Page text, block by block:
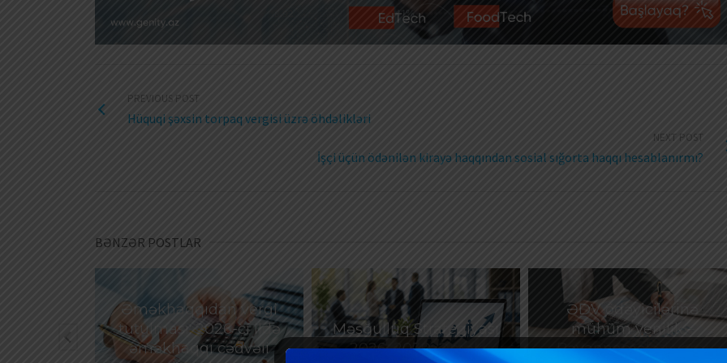
PREVIOUS POST
Hüquqi şəxsin torpaq vergisi üzrə öhdəlikləri
NEXT POST
İşçi üçün ödənilən kirayə haqqından sosial sığorta haqqı hesablanırmı?
BƏNZƏR POSTLAR
Əməkhaqqıdan vergi
tutulması: 2026-cı ildə
əməkhaqqı cədvəli
Məşğulluq Strategiyası
2026–2030: Əmək
ƏDV ödəyicilərinə
mühüm yenilik –
Bəyannamələri vergi